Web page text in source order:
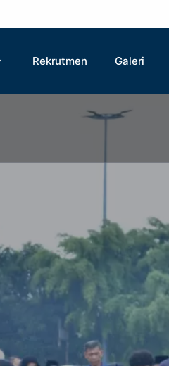
Rekrutmen Galeri